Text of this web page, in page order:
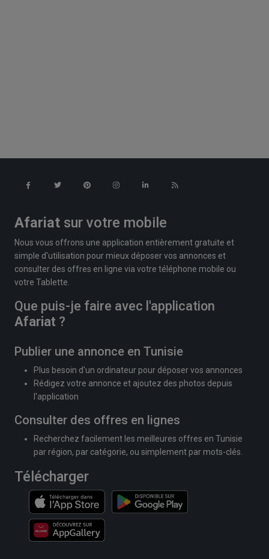
Afariat sur votre mobile
Nous vous offrons une application entièrement gratuite et
simple d'utilisation pour mieux déposer vos annonces et
consulter des offres en ligne via votre téléphone mobile ou
votre Tablette.
Que puis-je faire avec l'application
Afariat ?
Publier une annonce en Tunisie
Plus besoin d'un ordinateur pour déposer vos annonces
Rédigez votre annonce et ajoutez des photos depuis
l'application
Consulter des offres en lignes
Recherchez facilement les meilleures offres en Tunisie
par région, par catégorie, ou simplement par mots-clés.
Télécharger